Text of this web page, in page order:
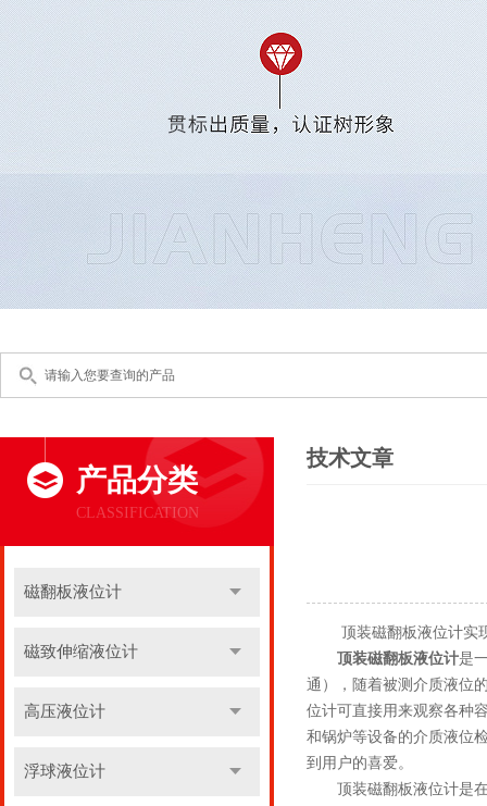
产品分类
CLASSIFICATION
磁翻板液位计
磁致伸缩液位计
高压液位计
浮球液位计
技术文章
顶装磁翻板液位计实
顶装磁翻板液位计是
通），随着被测介质液位
位计可直接用来观察各种
和锅炉等设备的介质液位
到用户的喜爱。
顶装磁翻板液位计是在